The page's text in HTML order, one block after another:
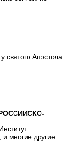
святого Апостола
многие другие.